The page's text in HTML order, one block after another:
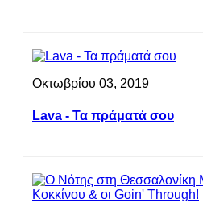
Οκτωβρίου 03, 2019
Lava - Τα πράματά σου